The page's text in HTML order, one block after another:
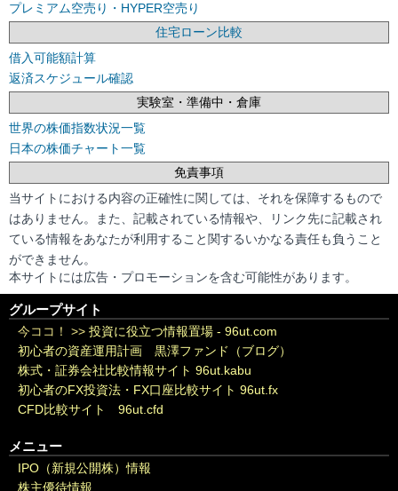
プレミアム空売り・HYPER空売り
住宅ローン比較
借入可能額計算
返済スケジュール確認
実験室・準備中・倉庫
世界の株価指数状況一覧
日本の株価チャート一覧
免責事項
当サイトにおける内容の正確性に関しては、それを保障するもので
はありません。また、記載されている情報や、リンク先に記載され
ている情報をあなたが利用すること関するいかなる責任も負うこと
ができません。
本サイトには広告・プロモーションを含む可能性があります。
グループサイト
今ココ！ >> 投資に役立つ情報置場 - 96ut.com
初心者の資産運用計画 黒澤ファンド（ブログ）
株式・証券会社比較情報サイト 96ut.kabu
初心者のFX投資法・FX口座比較サイト 96ut.fx
CFD比較サイト 96ut.cfd
メニュー
IPO（新規公開株）情報
株主優待情報